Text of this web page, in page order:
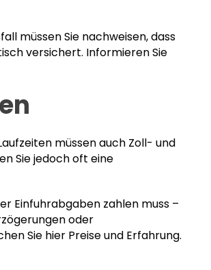
müssen Sie nachweisen, dass
versichert. Informieren Sie
müssen auch Zoll- und
Sie jedoch oft eine
Einfuhrabgaben zahlen muss –
oder
Sie hier Preise und Erfahrung.